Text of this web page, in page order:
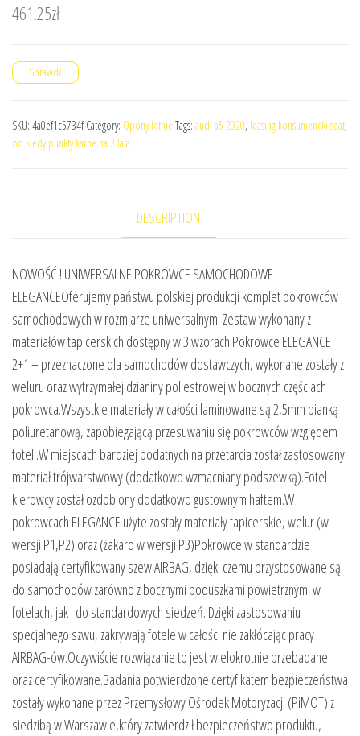
461.25zł
Sprawdź
SKU: 4a0ef1c5734f Category: Opony letnie Tags: audi a5 2020, leasing konsumencki seat,
od kiedy punkty karne na 2 lata
DESCRIPTION
NOWOŚĆ ! UNIWERSALNE POKROWCE SAMOCHODOWE
ELEGANCEOferujemy państwu polskiej produkcji komplet pokrowców
samochodowych w rozmiarze uniwersalnym. Zestaw wykonany z
materiałów tapicerskich dostępny w 3 wzorach.Pokrowce ELEGANCE
2+1 – przeznaczone dla samochodów dostawczych, wykonane zostały z
weluru oraz wytrzymałej dzianiny poliestrowej w bocznych częściach
pokrowca.Wszystkie materiały w całości laminowane są 2,5mm pianką
poliuretanową, zapobiegającą przesuwaniu się pokrowców względem
foteli.W miejscach bardziej podatnych na przetarcia został zastosowany
materiał trójwarstwowy (dodatkowo wzmacniany podszewką).Fotel
kierowcy został ozdobiony dodatkowo gustownym haftem.W
pokrowcach ELEGANCE użyte zostały materiały tapicerskie, welur (w
wersji P1,P2) oraz (żakard w wersji P3)Pokrowce w standardzie
posiadają certyfikowany szew AIRBAG, dzięki czemu przystosowane są
do samochodów zarówno z bocznymi poduszkami powietrznymi w
fotelach, jak i do standardowych siedzeń. Dzięki zastosowaniu
specjalnego szwu, zakrywają fotele w całości nie zakłócając pracy
AIRBAG-ów.Oczywiście rozwiązanie to jest wielokrotnie przebadane
oraz certyfikowane.Badania potwierdzone certyfikatem bezpieczeństwa
zostały wykonane przez Przemysłowy Ośrodek Motoryzacji (PiMOT) z
siedzibą w Warszawie,który zatwierdził bezpieczeństwo produktu,